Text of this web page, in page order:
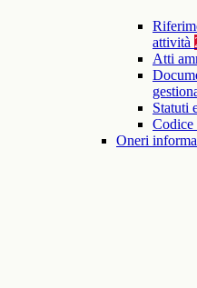
attività
Atti
Statuti
Codice
Oneri